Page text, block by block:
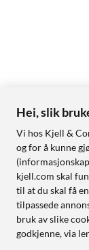
Hei, slik
Vi hos Kjell &
og for å kunne
kjell.com skal
til at du skal få
tilpassede
bruk av slike
godkjenne, via